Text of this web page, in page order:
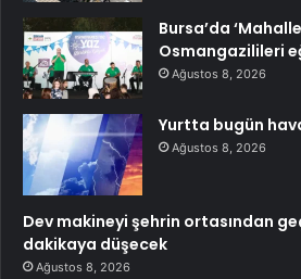
Bursa’da
Osmangazilileri
Ağustos 8, 2026
Yurtta bugün
Ağustos 8, 2026
Dev makineyi şehrin ortasından
dakikaya düşecek
Ağustos 8, 2026